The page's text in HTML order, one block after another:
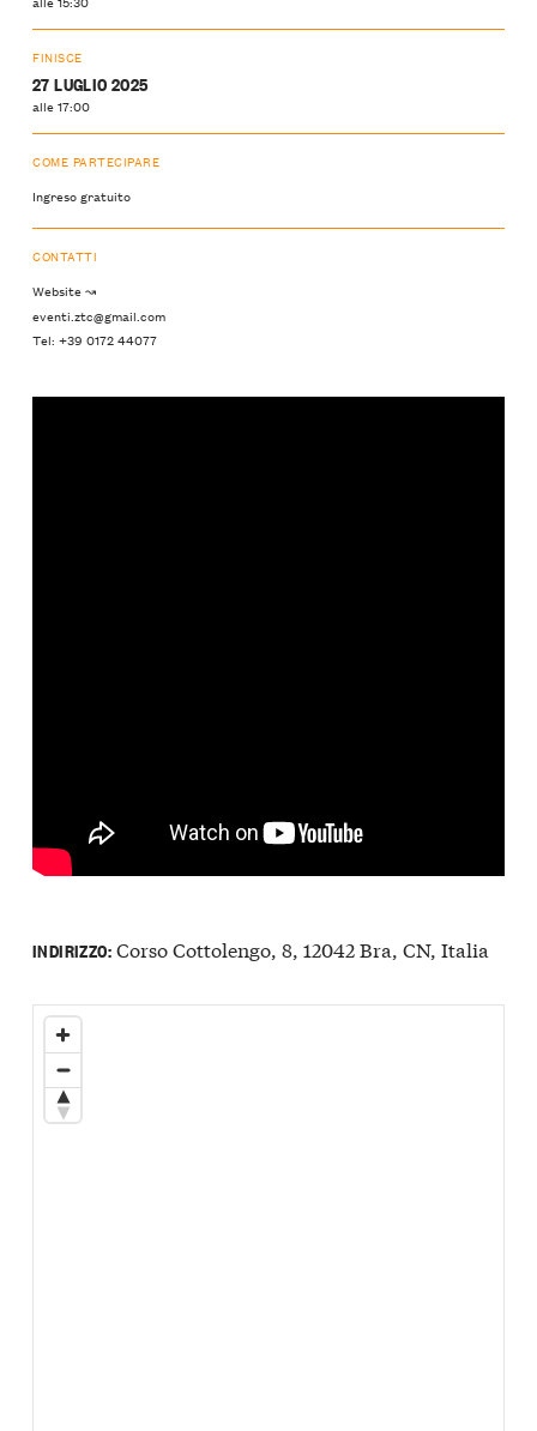
FINISCE
27 LUGLIO 2025
alle 17:00
COME PARTECIPARE
Ingreso gratuito
CONTATTI
Website ↝
eventi.ztc@gmail.com
Tel: +39 0172 44077
INDIRIZZO:Corso Cottolengo, 8, 12042 Bra, CN, Italia